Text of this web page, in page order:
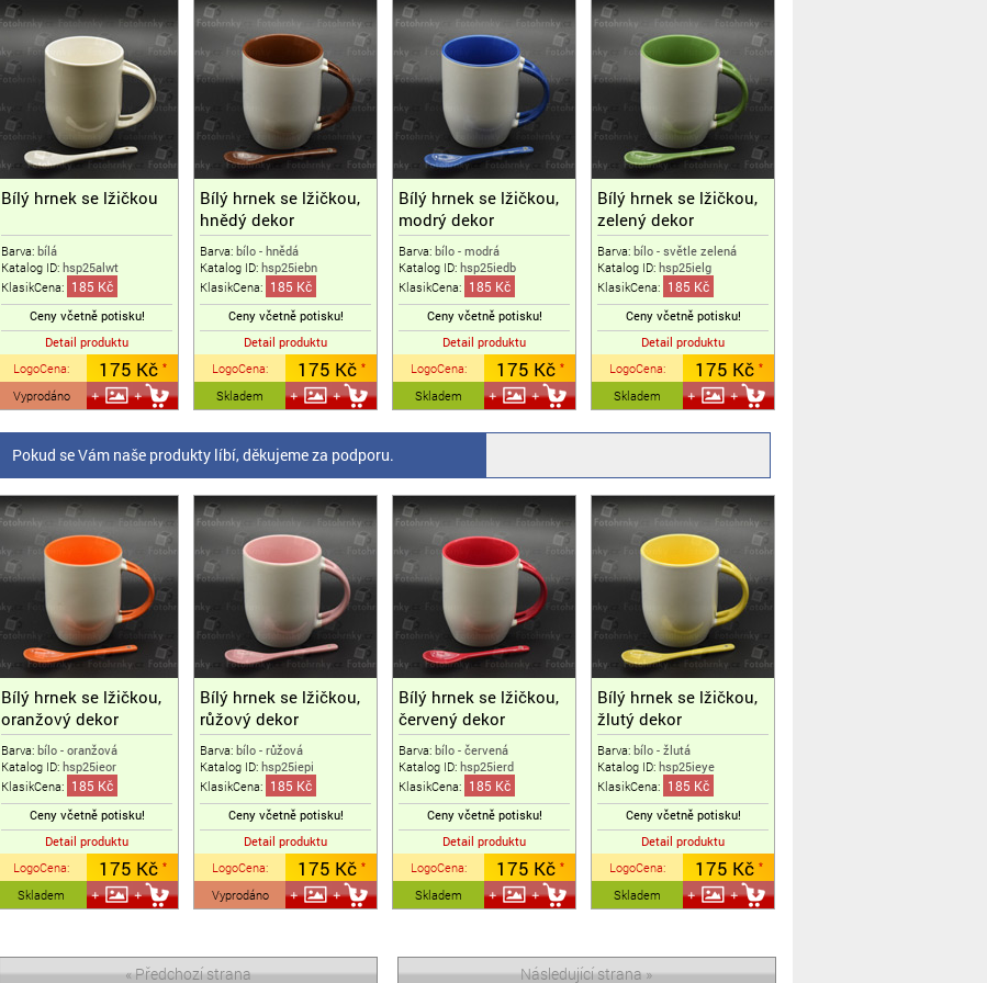
Bílý hrnek se lžičkou
Barva: bílá
Katalog ID: hsp25alwt
KlasikCena: 185 Kč
Ceny včetně potisku!
Detail produktu
LogoCena: 175 Kč *
Vyprodáno
Bílý hrnek se lžičkou,
hnědý dekor
Barva: bílo - hnědá
Katalog ID: hsp25iebn
KlasikCena: 185 Kč
Ceny včetně potisku!
Detail produktu
LogoCena: 175 Kč *
Skladem
Bílý hrnek se lžičkou,
modrý dekor
Barva: bílo - modrá
Katalog ID: hsp25iedb
KlasikCena: 185 Kč
Ceny včetně potisku!
Detail produktu
LogoCena: 175 Kč *
Skladem
Bílý hrnek se lžičkou,
zelený dekor
Barva: bílo - světle zelená
Katalog ID: hsp25ielg
KlasikCena: 185 Kč
Ceny včetně potisku!
Detail produktu
LogoCena: 175 Kč *
Skladem
Pokud se Vám naše produkty líbí, děkujeme za podporu.
Bílý hrnek se lžičkou,
oranžový dekor
Barva: bílo - oranžová
Katalog ID: hsp25ieor
KlasikCena: 185 Kč
Ceny včetně potisku!
Detail produktu
LogoCena: 175 Kč *
Skladem
Bílý hrnek se lžičkou,
růžový dekor
Barva: bílo - růžová
Katalog ID: hsp25iepi
KlasikCena: 185 Kč
Ceny včetně potisku!
Detail produktu
LogoCena: 175 Kč *
Vyprodáno
Bílý hrnek se lžičkou,
červený dekor
Barva: bílo - červená
Katalog ID: hsp25ierd
KlasikCena: 185 Kč
Ceny včetně potisku!
Detail produktu
LogoCena: 175 Kč *
Skladem
Bílý hrnek se lžičkou,
žlutý dekor
Barva: bílo - žlutá
Katalog ID: hsp25ieye
KlasikCena: 185 Kč
Ceny včetně potisku!
Detail produktu
LogoCena: 175 Kč *
Skladem
« Předchozí strana Následující strana »